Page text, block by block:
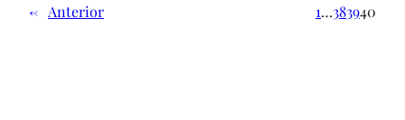
engaño… para vivir dejaría. Fui solo un mal juego
← Anterior 1…383940